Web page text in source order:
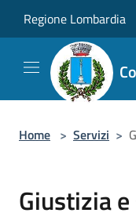
Regione Lombardia
Home > Servizi >
Giustizia